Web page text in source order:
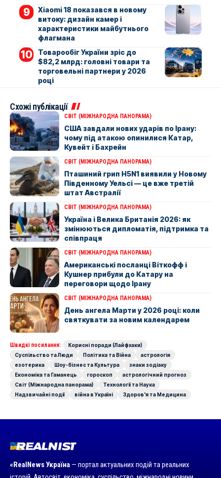
Xiaomi 18 показався в новому
витоку: дизайн камер і
характеристики майбутнього
флагмана
Товарообіг України зріс до
$82,2 млрд: головні товари та
торговельні партнери у 2026
році
Схожі публікації
СВІТ (МІЖНАРОДНА ПАНОРАМА)
США завдали нових ударів по Ірану:
чому під атакою опинилися Катар,
Кувейт і Бахрейн
СВІТ (МІЖНАРОДНА ПАНОРАМА)
Пташиний грип H5N1 виявили у Новому
Південному Уельсі — це вже третій
штат Австралії
СВІТ (МІЖНАРОДНА ПАНОРАМА)
Україна і Велика Британія 2026: як
змінюються дипломатія, підтримка та
співпраця
СВІТ (МІЖНАРОДНА ПАНОРАМА)
Американські посланці Віткофф і
Кушнер прибули до Катару на
переговори щодо Ірану
СВІТ (МІЖНАРОДНА ПАНОРАМА)
День ангела Марти у 2026 році: коли
святкувати за новим календарем
Швидкі посилання:
Корисні поради (Лайфхаки)
Суспільство та Люди
Політика та Війна
астрологія
езотерика
Шоу-бізнес та Культура
знаки зодіаку
Економіка та Гаманець
гороскоп
астрологічний прогноз
Світ (Міжнародна панорама)
Технології та Наука
Надзвичайні події
війна в Україні Здоров'я та Медицина
«RealNews Україна — портал актуальних подій та реальних